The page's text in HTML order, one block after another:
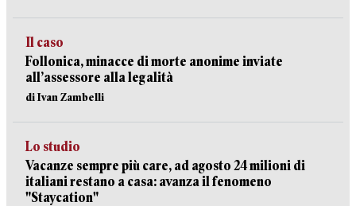
Il caso
Follonica, minacce di morte anonime inviate
all’assessore alla legalità
di Ivan Zambelli
Lo studio
Vacanze sempre più care, ad agosto 24 milioni di
italiani restano a casa: avanza il fenomeno
"Staycation"